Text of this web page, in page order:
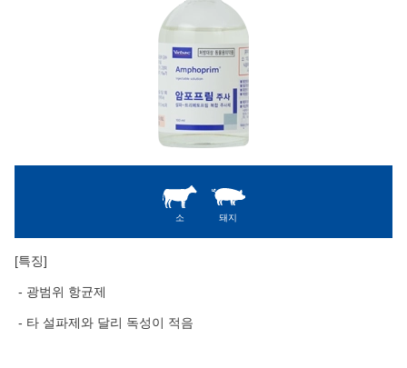
소 돼지
[특징]
- 광범위 항균제
- 타 설파제와 달리 독성이 적음